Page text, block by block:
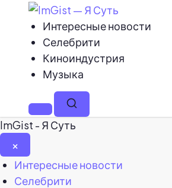
Интересные новости
Селебрити
Киноиндустрия
Музыка
МенюПоиск
ImGist - Я Суть
×
Закрыть
меню
Интересные новости
Селебрити